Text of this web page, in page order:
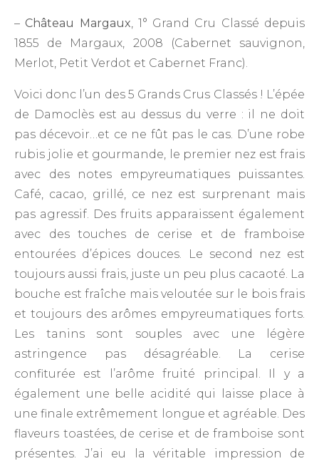
– Château Margaux, 1° Grand Cru Classé depuis
1855 de Margaux, 2008 (Cabernet sauvignon,
Merlot, Petit Verdot et Cabernet Franc).
Voici donc l’un des 5 Grands Crus Classés ! L’épée
de Damoclès est au dessus du verre : il ne doit
pas décevoir…et ce ne fût pas le cas. D’une robe
rubis jolie et gourmande, le premier nez est frais
avec des notes empyreumatiques puissantes.
Café, cacao, grillé, ce nez est surprenant mais
pas agressif. Des fruits apparaissent également
avec des touches de cerise et de framboise
entourées d’épices douces. Le second nez est
toujours aussi frais, juste un peu plus cacaoté. La
bouche est fraîche mais veloutée sur le bois frais
et toujours des arômes empyreumatiques forts.
Les tanins sont souples avec une légère
astringence pas désagréable. La cerise
confiturée est l’arôme fruité principal. Il y a
également une belle acidité qui laisse place à
une finale extrêmement longue et agréable. Des
flaveurs toastées, de cerise et de framboise sont
présentes. J’ai eu la véritable impression de